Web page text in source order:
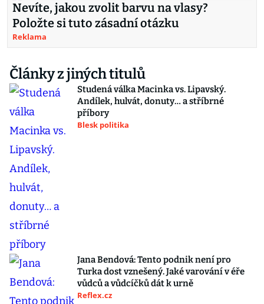
Nevíte, jakou zvolit barvu na vlasy?
Položte si tuto zásadní otázku
Reklama
Články z jiných titulů
Studená válka Macinka vs. Lipavský.
Andílek, hulvát, donuty… a stříbrné
příbory
Blesk politika
Jana Bendová: Tento podnik není pro
Turka dost vznešený. Jaké varování v éře
vůdců a vůdcíčků dát k urně
Reflex.cz